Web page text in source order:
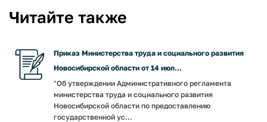
Читайте также
Приказ Министерства труда и социального развития
Новосибирской области от 14 июл...
"Об утверждении Административного регламента
министерства труда и социального развития
Новосибирской области по предоставлению
государственной ус...